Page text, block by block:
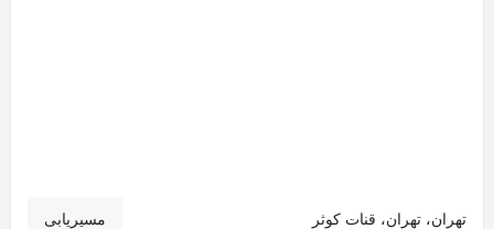
تهران، تهران، قنات کوثر مسیریابی